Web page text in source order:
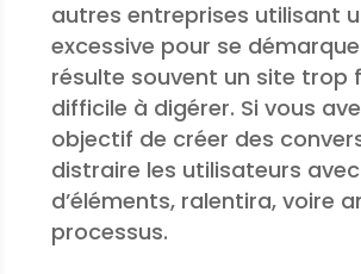
autres entreprises utilisant
excessive pour se
résulte souvent un site trop
difficile à digérer. Si vous
objectif de créer des
distraire les utilisateurs
d’éléments, ralentira, voire
processus.